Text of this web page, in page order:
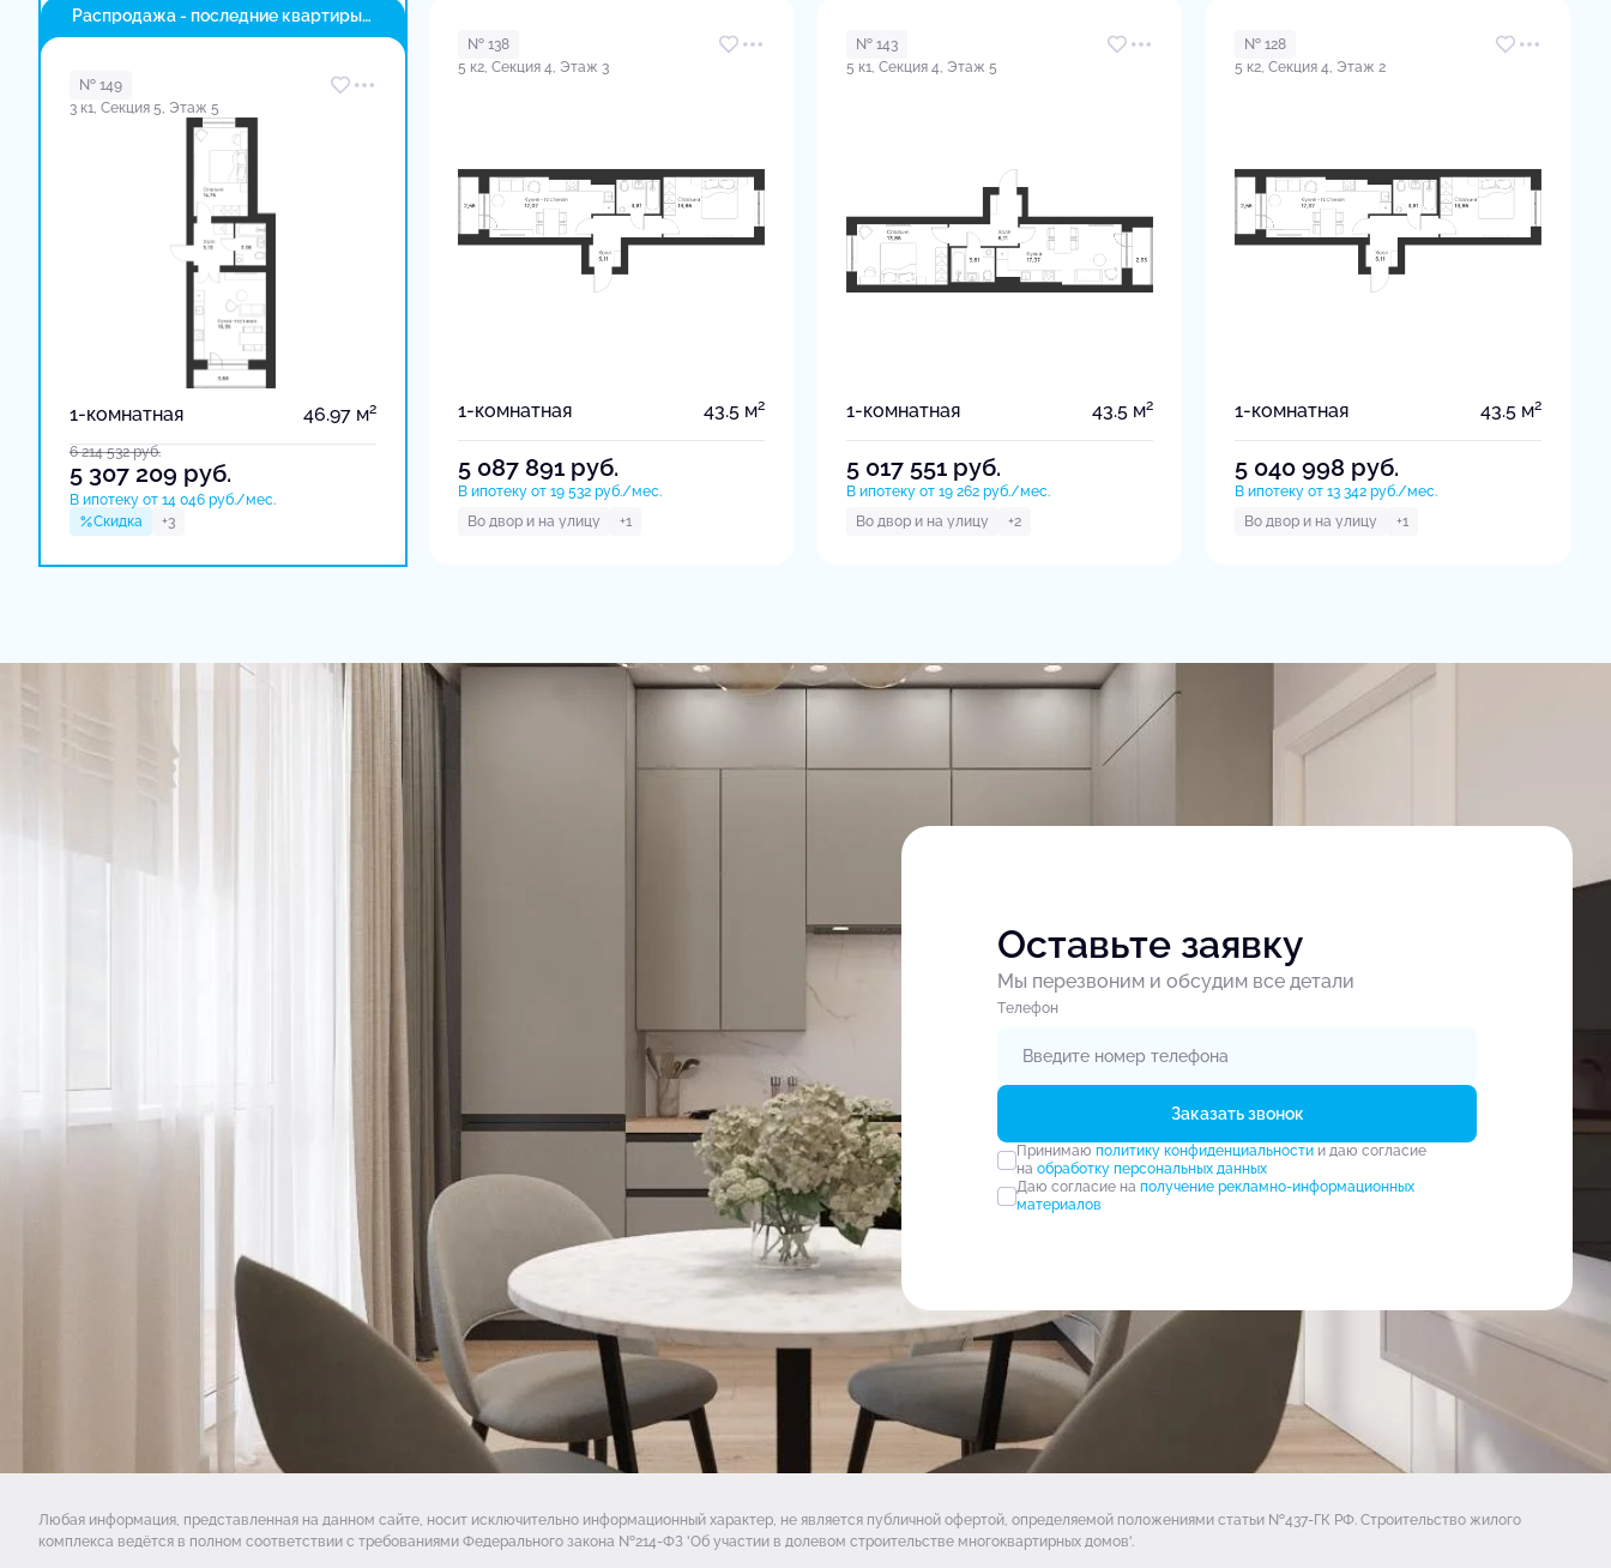
Распродажа - последние квартиры
№ 149
3 к1, Секция 5, Этаж 5
1-комнатная 46.97 м2
6 214 532руб.
5 307 209 руб.
В ипотеку от 14 046 руб./мес.
Скидка
+3
№ 138
5 к2, Секция 4, Этаж 3
1-комнатная 43.5 м2
5 087 891 руб.
В ипотеку от 19 532 руб./мес.
Во двор и на улицу
+1
№ 143
5 к1, Секция 4, Этаж 5
1-комнатная 43.5 м2
5 017 551 руб.
В ипотеку от 19 262 руб./мес.
Во двор и на улицу
+2
№ 128
5 к2, Секция 4, Этаж 2
1-комнатная 43.5 м2
5 040 998 руб.
В ипотеку от 13 342 руб./мес.
Во двор и на улицу
+1
Оставьте заявку
Мы перезвоним и обсудим все детали
Tелефон
Заказать звонок
Принимаю политику конфиденциальностии даю согласие
на обработку персональных данных
Даю согласие на получение рекламно-информационных
материалов
Любая информация, представленная на данном сайте, носит исключительно информационный характер, не является публичной офертой, определяемой положениями статьи №437-ГК РФ. Строительство жилого
комплекса ведётся в полном соответствии с требованиями Федерального закона №214-ФЗ 'Об участии в долевом строительстве многоквартирных домов'.